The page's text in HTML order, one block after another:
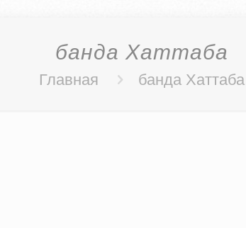
банда Хаттаба
Главная банда Хаттаба